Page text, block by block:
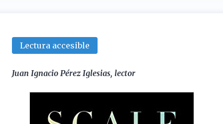
Lectura accesible
Juan Ignacio Pérez Iglesias, lector